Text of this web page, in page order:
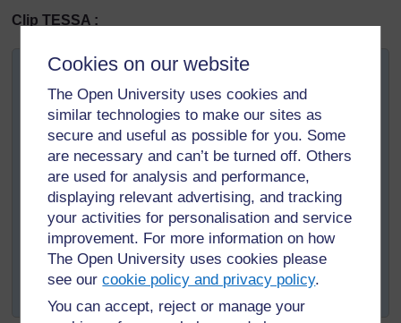
Cookies on our website
The Open University uses cookies and
similar technologies to make our sites as
secure and useful as possible for you. Some
are necessary and can’t be turned off. Others
are used for analysis and performance,
displaying relevant advertising, and tracking
your activities for personalisation and service
improvement. For more information on how
The Open University uses cookies please
see ourcookie policy and privacy policy.
You can accept, reject or manage your
Clip TESSA :
On demande aux enseignants en formation passant leur
quatorze stratégies d’enseignement clés représentées et
illustrées dans le matériel pédagogique TESSA.
Leur superviseur évalue leurs compétences à utiliser ces
stratégies de manière efficace.